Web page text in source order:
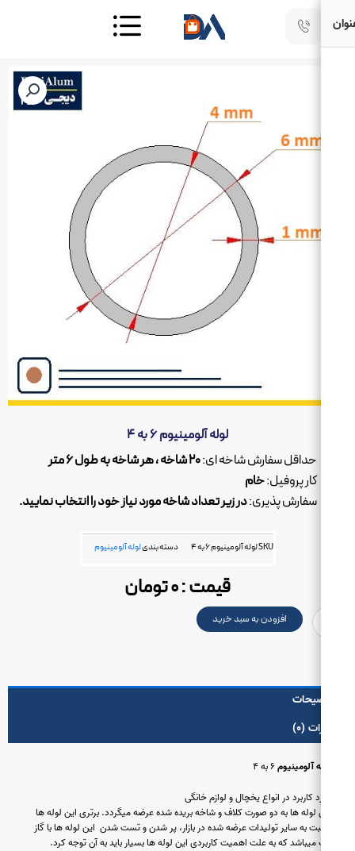
لوله آلومینیوم ۶ به ۴
حداقل سفارش شاخه ای:۲۰ شاخه ، هر شاخه به طول ۶ متر
کار پروفیل:خام
سفارش پذیری:در زیر تعداد شاخه مورد نیاز خود را انتخاب نمایید.
لوله آلومینیوم ۶ به ۴ دسته بندیلوله آلومینیوم
قیمت :۰تومان
افزودن به سبد خرید
آلومینیوم۶ به ۴
کاربرد در انواع یخچال و لوازم خانگی
لوله ها به دو صورت کلاف و شاخه بریده شده عرضه میگردد. برتری این لوله ها
به سایر تولیدات عرضه شده در بازار، پر شدن و تست شدن این لوله ها با گاز
میباشد که به علت اهمیت کاربردی این لوله ها بسیار باید به آن توجه کرد.